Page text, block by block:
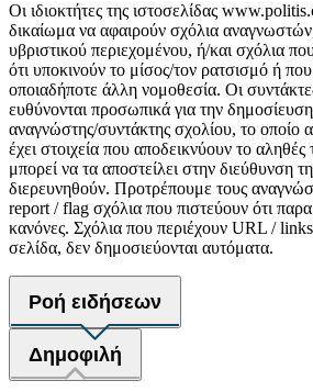
Οι ιδιοκτήτες της ιστοσελίδας
δικαίωμα να αφαιρούν σχόλια
υβριστικού περιεχομένου, ή/και σχόλια
ότι υποκινούν το μίσος/τον ρατσισμό ή
οποιαδήποτε άλλη νομοθεσία. Οι
ευθύνονται προσωπικά για την
αναγνώστης/συντάκτης σχολίου, το οποίο
έχει στοιχεία που αποδεικνύουν το
μπορεί να τα αποστείλει στην διεύθυνση
διερευνηθούν. Προτρέπουμε τους
report / flag σχόλια που πιστεύουν ότι
κανόνες. Σχόλια που περιέχουν URL /
σελίδα, δεν δημοσιεύονται αυτόματα.
Ροή ειδήσεων
Δημοφιλή